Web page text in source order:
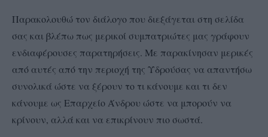
Παρακολουθώ τον διάλογο που διεξάγεται στη σελίδα
σας και βλέπω πως μερικοί συμπατριώτες μας γράφουν
ενδιαφέρουσες παρατηρήσεις. Με παρακίνησαν μερικές
από αυτές από την περιοχή της Υδρούσας να απαντήσω
συνολικά ώστε να ξέρουν το τι κάνουμε και τι δεν
κάνουμε ως Επαρχείο Άνδρου ώστε να μπορούν να
κρίνουν, αλλά και να επικρίνουν πιο σωστά.